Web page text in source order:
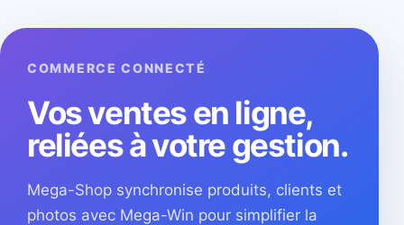
COMMERCE CONNECTÉ
Vos ventes en ligne,
reliées à votre gestion.
Mega-Shop synchronise produits, clients et
photos avec Mega-Win pour simplifier la